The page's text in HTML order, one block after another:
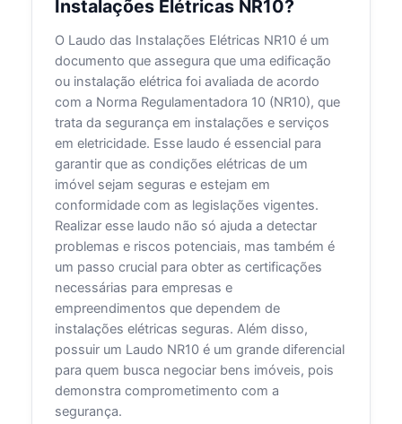
Instalações Elétricas NR10?
O Laudo das Instalações Elétricas NR10 é um
documento que assegura que uma edificação
ou instalação elétrica foi avaliada de acordo
com a Norma Regulamentadora 10 (NR10), que
trata da segurança em instalações e serviços
em eletricidade. Esse laudo é essencial para
garantir que as condições elétricas de um
imóvel sejam seguras e estejam em
conformidade com as legislações vigentes.
Realizar esse laudo não só ajuda a detectar
problemas e riscos potenciais, mas também é
um passo crucial para obter as certificações
necessárias para empresas e
empreendimentos que dependem de
instalações elétricas seguras. Além disso,
possuir um Laudo NR10 é um grande diferencial
para quem busca negociar bens imóveis, pois
demonstra comprometimento com a
segurança.